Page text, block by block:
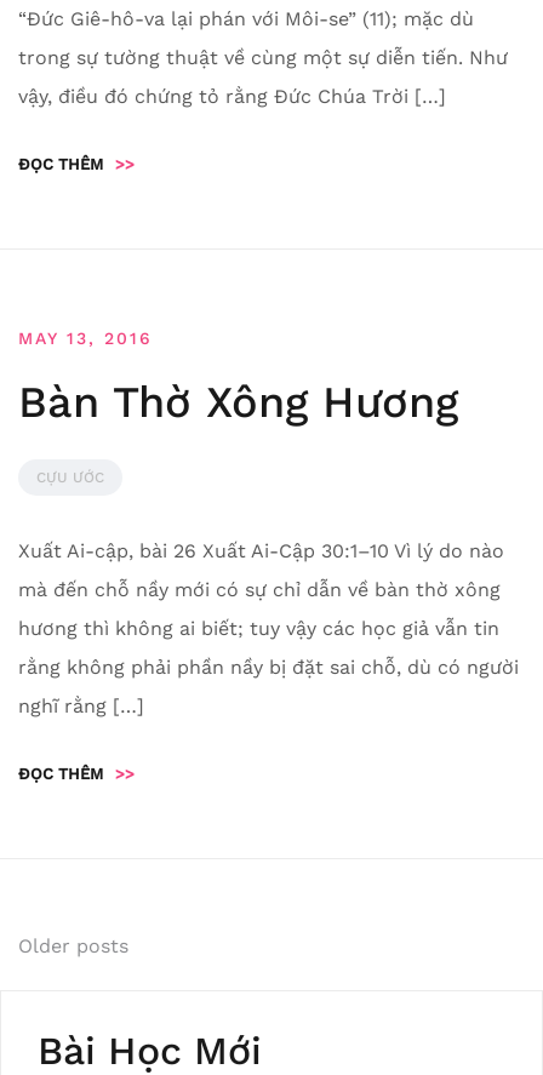
“Đức Giê-hô-va lại phán với Môi-se” (11); mặc dù
trong sự tường thuật về cùng một sự diễn tiến. Như
vậy, điều đó chứng tỏ rằng Đức Chúa Trời […]
ĐỌC THÊM >>
MAY 13, 2016
Bàn Thờ Xông Hương
CỰU ƯỚC
Xuất Ai-cập, bài 26 Xuất Ai-Cập 30:1–10 Vì lý do nào
mà đến chỗ nầy mới có sự chỉ dẫn về bàn thờ xông
hương thì không ai biết; tuy vậy các học giả vẫn tin
rằng không phải phần nầy bị đặt sai chỗ, dù có người
nghĩ rằng […]
ĐỌC THÊM >>
Posts
Older posts
Bài Học Mới